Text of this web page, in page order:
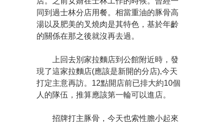
同到過士林分店用餐。相當重油的豚骨高
湯以及肥美的叉燒肉是其特色，基於年齡
的關係在那之後就沒再去過。
上回去別家拉麵店到公館附近時，發
現了這家拉麵店(應該是新開的分店),今天
打定主意再訪。12點開店前已排大約10個
人的隊伍，推算應該第一輪可以進店。
招牌打主豚骨，今天也索性膽小起來